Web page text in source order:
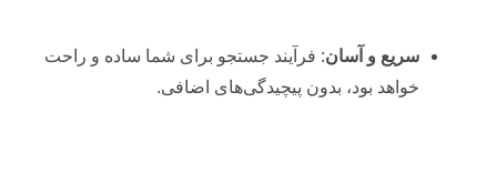
سریع وآسان:فرآیند جستجوبرای شماسادهوراحت
خواهد بود،بدونپیچیدگی‌هایاضافی.